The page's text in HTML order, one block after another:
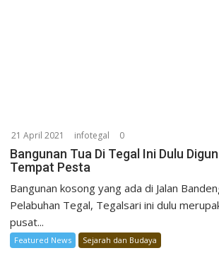
21 April 2021 infotegal 0
Bangunan Tua Di Tegal Ini Dulu
Tempat Pesta
Bangunan kosong yang ada di Jalan
Pelabuhan Tegal, Tegalsari ini dulu
pusat...
Featured News Sejarah dan Budaya